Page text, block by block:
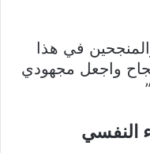
في هذا
واجعل مجهودي
النفسي